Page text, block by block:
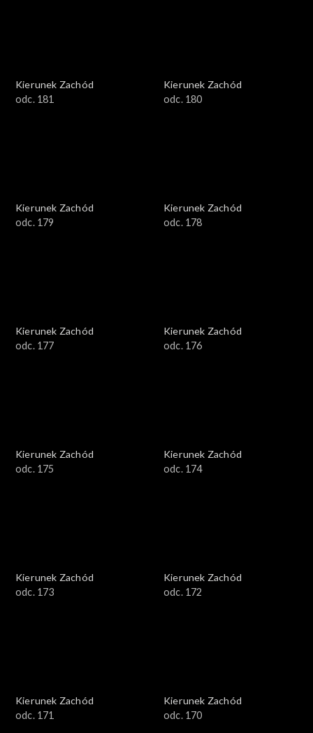
Kierunek Zachód
odc. 181
Kierunek Zachód
odc. 180
Kierunek Zachód
odc. 179
Kierunek Zachód
odc. 178
Kierunek Zachód
odc. 177
Kierunek Zachód
odc. 176
Kierunek Zachód
odc. 175
Kierunek Zachód
odc. 174
Kierunek Zachód
odc. 173
Kierunek Zachód
odc. 172
Kierunek Zachód
odc. 171
Kierunek Zachód
odc. 170